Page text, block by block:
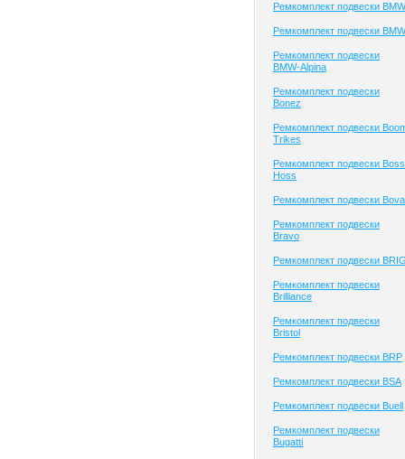
Ремкомплект подвески BMW
Ремкомплект подвески BMW
Ремкомплект подвески
BMW-Alpina
Ремкомплект подвески
Bonez
Ремкомплект подвески
Trikes
Ремкомплект подвески Boss
Hoss
Ремкомплект подвески Bova
Ремкомплект подвески
Bravo
Ремкомплект подвески
Ремкомплект подвески
Brilliance
Ремкомплект подвески
Bristol
Ремкомплект подвески BRP
Ремкомплект подвески BSA
Ремкомплект подвески Buell
Ремкомплект подвески
Bugatti